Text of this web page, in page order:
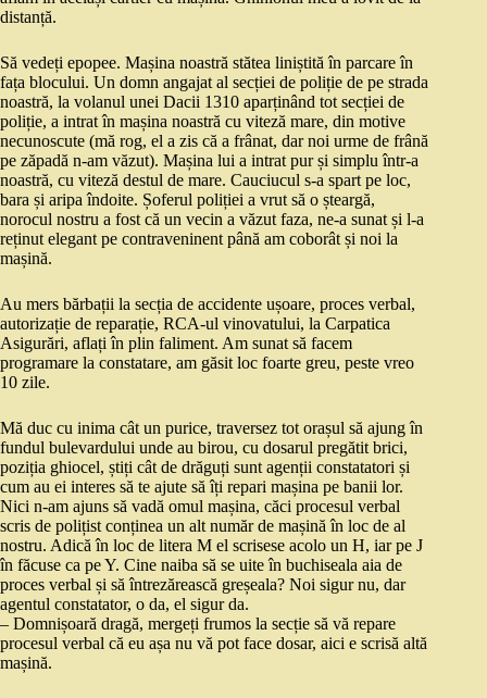
distanță.
Să vedeți epopee. Mașina noastră stătea liniștită în parcare în
fața blocului. Un domn angajat al secției de poliție de pe strada
noastră, la volanul unei Dacii 1310 aparținând tot secției de
poliție, a intrat în mașina noastră cu viteză mare, din motive
necunoscute (mă rog, el a zis că a frânat, dar noi urme de frână
pe zăpadă n-am văzut). Mașina lui a intrat pur și simplu într-a
noastră, cu viteză destul de mare. Cauciucul s-a spart pe loc,
bara și aripa îndoite. Șoferul poliției a vrut să o șteargă,
norocul nostru a fost că un vecin a văzut faza, ne-a sunat și l-a
reținut elegant pe contraveninent până am coborât și noi la
mașină.
Au mers bărbații la secția de accidente ușoare, proces verbal,
autorizație de reparație, RCA-ul vinovatului, la Carpatica
Asigurări, aflați în plin faliment. Am sunat să facem
programare la constatare, am găsit loc foarte greu, peste vreo
10 zile.
Mă duc cu inima cât un purice, traversez tot orașul să ajung în
fundul bulevardului unde au birou, cu dosarul pregătit brici,
poziția ghiocel, știți cât de drăguți sunt agenții constatatori și
cum au ei interes să te ajute să îți repari mașina pe banii lor.
Nici n-am ajuns să vadă omul mașina, căci procesul verbal
scris de polițist conținea un alt număr de mașină în loc de al
nostru. Adică în loc de litera M el scrisese acolo un H, iar pe J
în făcuse ca pe Y. Cine naiba să se uite în buchiseala aia de
proces verbal și să întrezărească greșeala? Noi sigur nu, dar
agentul constatator, o da, el sigur da.
– Domnișoară dragă, mergeți frumos la secție să vă repare
procesul verbal că eu așa nu vă pot face dosar, aici e scrisă altă
mașină.